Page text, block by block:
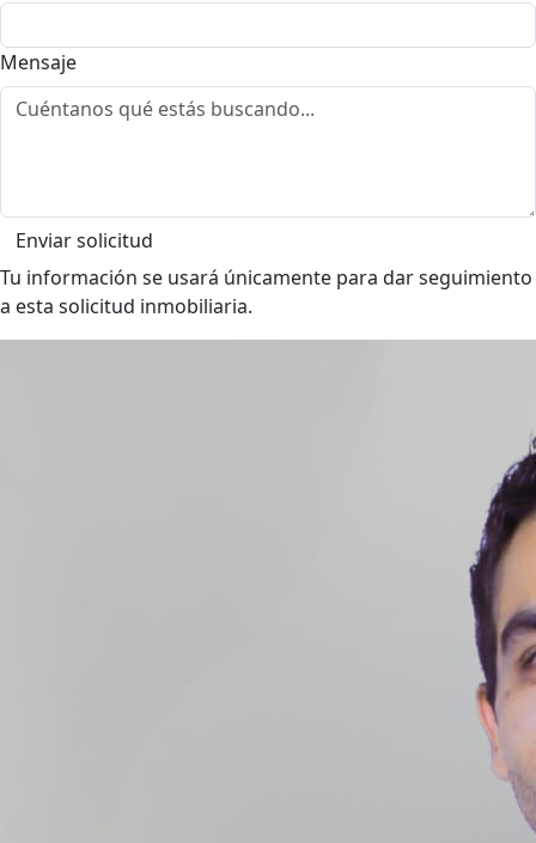
Mensaje
Enviar solicitud
Tu información se usará únicamente para dar seguimiento
a esta solicitud inmobiliaria.